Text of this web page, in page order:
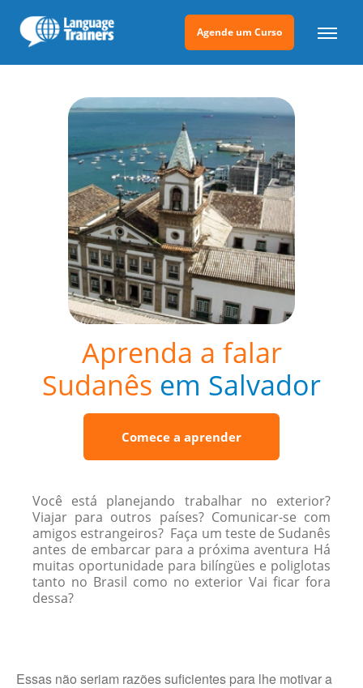
Agende um Curso
Aprenda a falar
Sudanês em Salvador
Comece a aprender
Você está planejando trabalhar no exterior?
Viajar para outros países? Comunicar-se com
amigos estrangeiros? Faça um teste de Sudanês
antes de embarcar para a próxima aventura Há
muitas oportunidade para bilíngües e poliglotas
tanto no Brasil como no exterior Vai ficar fora
dessa?
Essas não seriam razões suficientes para lhe motivar a